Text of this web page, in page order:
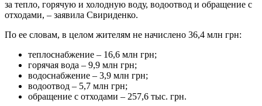
за тепло, горячую и холодную воду, водоотвод и обращение с
отходами, – заявила Свириденко.
По ее словам, в целом жителям не начислено 36,4 млн грн:
теплоснабжение – 16,6 млн грн;
горячая вода – 9,9 млн грн;
водоснабжение – 3,9 млн грн;
водоотвод – 5,7 млн ​​грн;
обращение с отходами – 257,6 тыс. грн.